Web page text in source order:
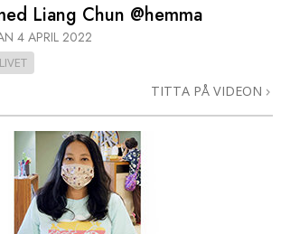
Liang Chun @hemma
4 APRIL 2022
TITTA PÅ VIDEON